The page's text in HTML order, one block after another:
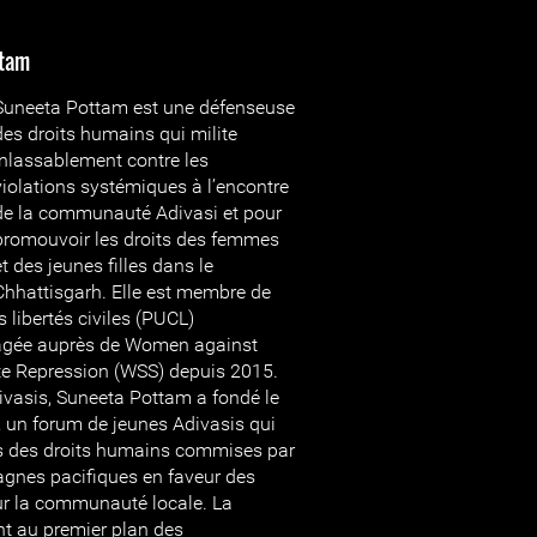
Pottam est une défenseuse
droits humains qui milite
contre les
systémiques à l’encontre
la communauté Adivasi et pour
les droits des femmes
des jeunes filles dans le
Elle est membre de
libertés civiles (PUCL)
auprès de Women against
Repression (WSS) depuis 2015.
Suneeta Pottam a fondé le
forum de jeunes Adivasis qui
droits humains commises par
pacifiques en faveur des
la communauté locale. La
au premier plan des